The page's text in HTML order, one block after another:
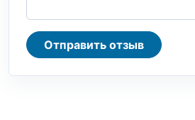
Отправить отзыв